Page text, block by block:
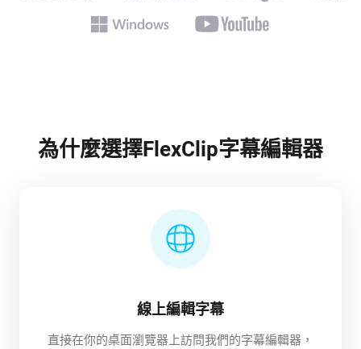
為什麼選擇FlexClip字幕編輯器
線上編輯字幕
直接在你的桌面瀏覽器上訪問我們的字幕編輯器，